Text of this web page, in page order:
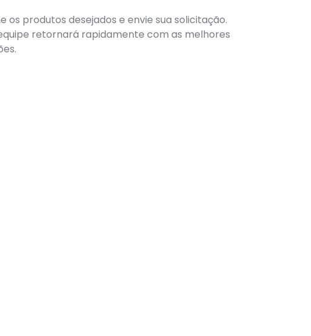
os produtos desejados e envie sua solicitação.
retornará rapidamente com as melhores